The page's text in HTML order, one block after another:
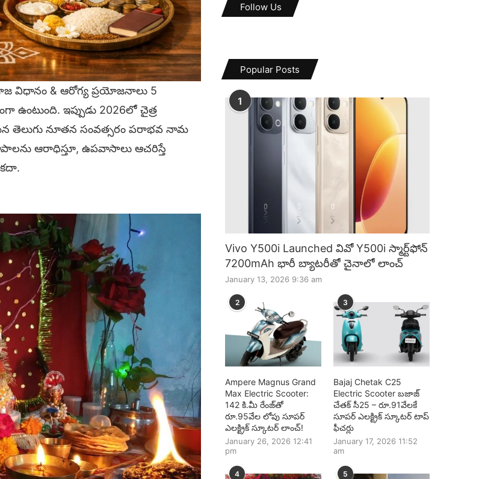
విధానం & ఆరోగ్య ప్రయోజనాలు 5
ఉంటుంది. ఇప్పుడు 2026లో చైత్ర
తెలుగు నూతన సంవత్సరం పరాభవ నామ
ఆరాధిస్తూ, ఉపవాసాలు ఆచరిస్తే
Follow Us
Popular Posts
1
Vivo Y500i Launched వివో Y500i స్మార్ట్‌ఫోన్
7200mAh భారీ బ్యాటరీతో చైనాలో లాంచ్
January 13, 2026 9:36 am
2
Ampere Magnus Grand
Max Electric Scooter:
142 కి.మీ రేంజ్‌తో
రూ.95వేల లోపు సూపర్
ఎలక్ట్రిక్ స్కూటర్ లాంచ్!
January 26, 2026 12:41
pm
3
Bajaj Chetak C25
Electric Scooter బజాజ్
చేతక్ సీ25 – రూ.91వేలకే
సూపర్ ఎలక్ట్రిక్ స్కూటర్ టాప్
ఫీచర్లు
January 17, 2026 11:52
am
4 5